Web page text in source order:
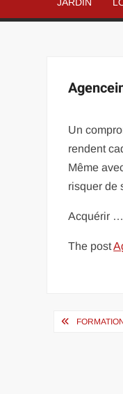
Un
rendent
Même
risquer de
Acquérir …
The post